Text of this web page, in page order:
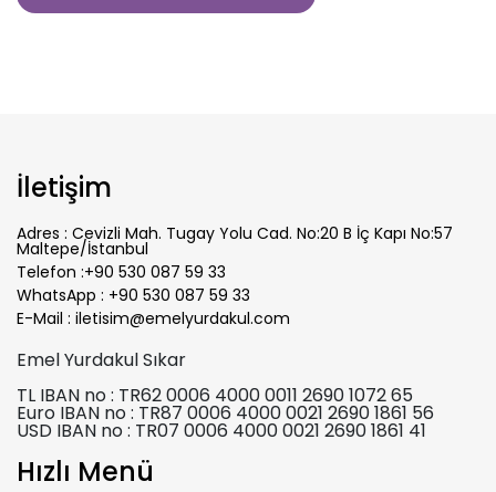
İletişim
Adres : Cevizli Mah. Tugay Yolu Cad. No:20 B İç Kapı No:57
Maltepe/İstanbul
Telefon :+90 530 087 59 33
WhatsApp : +90 530 087 59 33
E-Mail : iletisim@emelyurdakul.com
Emel Yurdakul Sıkar
TL IBAN no : TR62 0006 4000 0011 2690 1072 65
Euro IBAN no : TR87 0006 4000 0021 2690 1861 56
USD IBAN no : TR07 0006 4000 0021 2690 1861 41
Hızlı Menü